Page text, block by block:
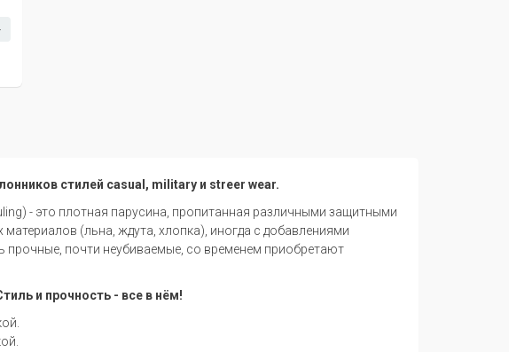
стилей casual, military и streer wear.
- это плотная парусина, пропитанная различными защитными
(льна, ждута, хлопка), иногда с добавлениями
прочные, почти неубиваемые, со временем приобретают
и прочность - все в нём!